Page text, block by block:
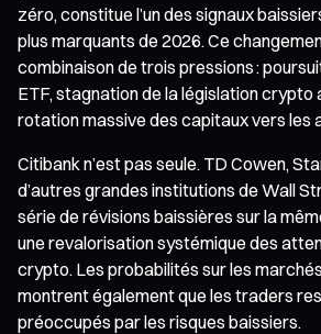
zéro, constitue l’un des signaux
plus marquants de 2026. Ce
combinaison de trois pressions :
ETF, stagnation de la législation crypto
rotation massive des capitaux vers les
Citibank n’est pas seule. TD Cowen,
d’autres grandes institutions de Wall
série de révisions baissières sur la
une revalorisation systémique des
crypto. Les probabilités sur les
montrent également que les traders
préoccupés par les risques baissiers.